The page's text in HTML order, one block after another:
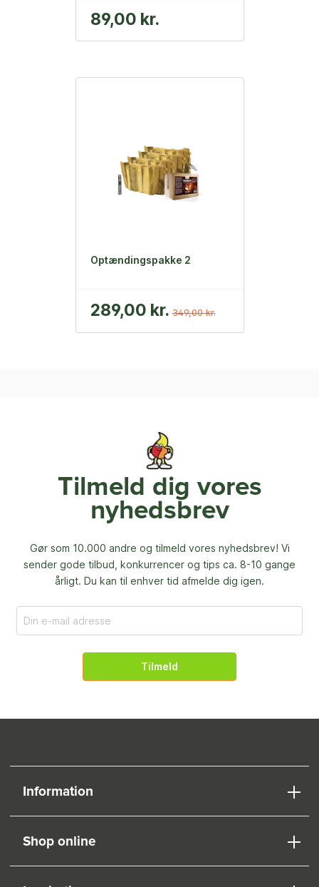
89,00 kr.
Optændingspakke 2
289,00 kr.349,00 kr.
Tilmeld dig vores
nyhedsbrev
Gør som 10.000 andre og tilmeld vores nyhedsbrev! Vi
sender gode tilbud, konkurrencer og tips ca. 8-10 gange
årligt. Du kan til enhver tid afmelde dig igen.
Tilmeld
Information
Shop online